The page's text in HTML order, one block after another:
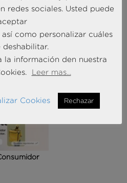
CUSTOMER
redes sociales. Usted puede
como personalizar cuáles
deshabilitar.
la información den nuestra
Leer mas...
Cookies Rechazar